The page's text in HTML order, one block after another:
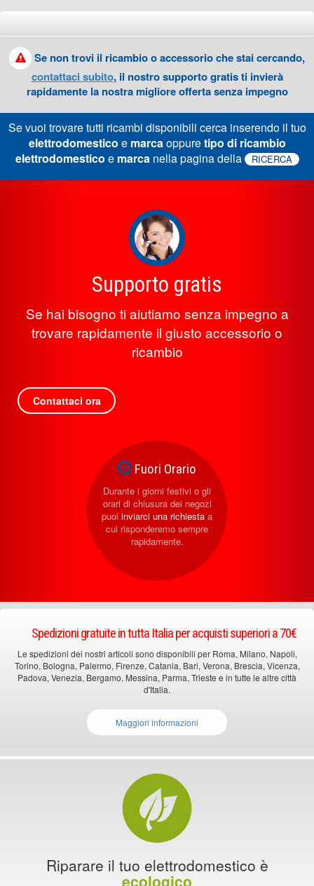
Se non trovi il ricambio o accessorio che stai cercando,
contattaci subito, il nostro supporto gratis ti invierà
rapidamente la nostra migliore offerta senza impegno
Se vuoi trovare tutti ricambi disponibili cerca inserendo il tuo
elettrodomestico e marcaoppuretipo di ricambio
elettrodomestico e marcanella pagina della RICERCA
Supporto gratis
Se hai bisogno ti aiutiamo senza impegno a
trovare rapidamente il giusto accessorio o
ricambio
Contattaci ora
Fuori Orario
Durante i giorni festivi o gli
orari di chiusura dei negozi
puoi inviarci una richiesta a
cui risponderemo sempre
rapidamente.
Spedizioni gratuite in tutta Italia per acquisti superiori a 70€
Le spedizioni dei nostri articoli sono disponibili per Roma, Milano, Napoli,
Torino, Bologna, Palermo, Firenze, Catania, Bari, Verona, Brescia, Vicenza,
Padova, Venezia, Bergamo, Messina, Parma, Trieste e in tutte le altre città
d'Italia.
Maggiori informazioni
Riparare il tuo elettrodomestico è
ecologico